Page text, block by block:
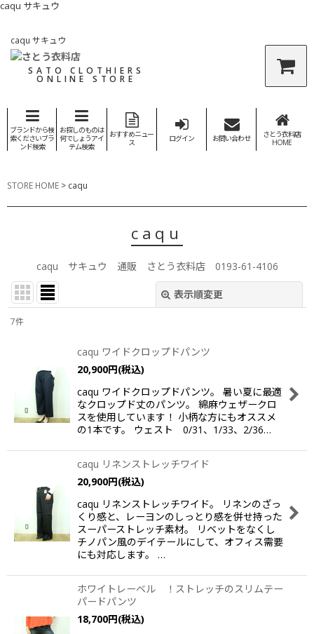
caqu サキュウ
caqu サキュウ
SATO CLOTHIERS
ONLINE STORE
ブランドから検
索くださいブラ
ンド検索
お探しのものは
何でしょうアイ
テム検索
おすすめニュー
ス
ログイン お問い合わせ
さとう衣料店
HOME
STORE HOME > caqu
caqu
caqu サキュウ 通販 さとう衣料店 0193-61-4106
表示順変更
並び順:
絞り込む
7件
caqu ワイドクロップドパンツ
20,900円(税込)
caqu ワイドクロップドパンツ。 暑い夏に最適
なクロップド丈のパンツ。 綿麻ウェザークロ
スを使用しています！ 小柄な方にもオススメ
の1本です。 ウェスト 0/31、1/33、2/36…
caqu リネンストレッチワイド
20,900円(税込)
caqu リネンストレッチワイド。 リネンのざっ
くり感と、レーヨンのしっとり感を併せ持った
スーパーストレッチ素材。 リベットをなくし
チノパン風のデイテールにして、オフィス需要
にも対応します。 …
ホワイトレーベル ！ストレッチのスリムテー
パードパンツ
18,700円(税込)